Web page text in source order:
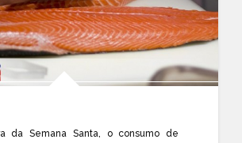
da Semana Santa, o consumo de